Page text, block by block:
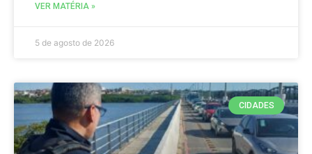
VER MATÉRIA »
5 de agosto de 2026
CIDADES